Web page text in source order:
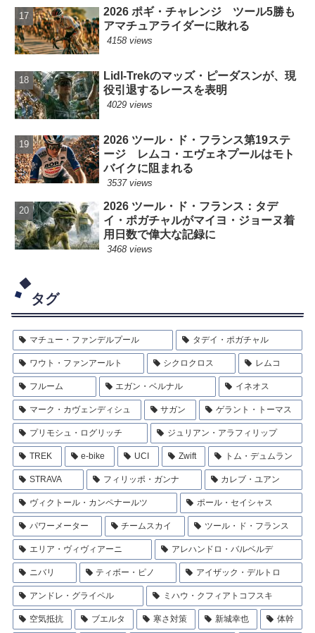
2026 ポギ・チャレンジ ツール5勝も
アマチュアライダーに敗れる
4158 views
Lidl-Trekのマッズ・ピーダスンが、現
役引退するレースを表明
4029 views
2026 ツール・ド・フランス第19ステ
ージ レムコ・エヴェネプールはモト
バイクに阻まれる
3537 views
2026 ツール・ド・フランス：タデ
イ・ポガチャルがマイヨ・ジョーヌ着
用日数で偉大な記録に
3468 views
タグ
マチュー・ファンデルプール タデイ・ポガチャル
ワウト・ファンアールト シクロクロス レムコ
フルーム エガン・ベルナル イネオス
マーク・カヴェンディシュ サガン ゲラント・トーマス
プリモシュ・ログリッチ ジュリアン・アラフィリップ
TREK e-bike UCI Zwift トム・デュムラン
STRAVA フィリッポ・ガンナ カレブ・ユアン
ヴィクトール・カンペナールツ ポール・セイシャス
パワーメーター チームスカイ ツール・ド・フランス
エリア・ヴィヴィアーニ アレハンドロ・バルベルデ
ニバリ ティボー・ピノ アイザック・デルトロ
アンドレ・グライペル ミハウ・クフィアトコフスキ
空気抵抗 ブエルタ 寒さ対策 新城幸也 体幹